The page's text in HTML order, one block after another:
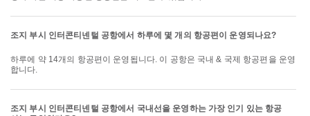
조지 부시 인터콘티넨털 공항에서 하루에 몇 개의 항공편이 운영되나요?
하루에 약 14개의 항공편이 운영됩니다. 이 공항은 국내 & 국제 항공편을 운영
합니다.
조지 부시 인터콘티넨털 공항에서 국내선을 운영하는 가장 인기 있는 항공